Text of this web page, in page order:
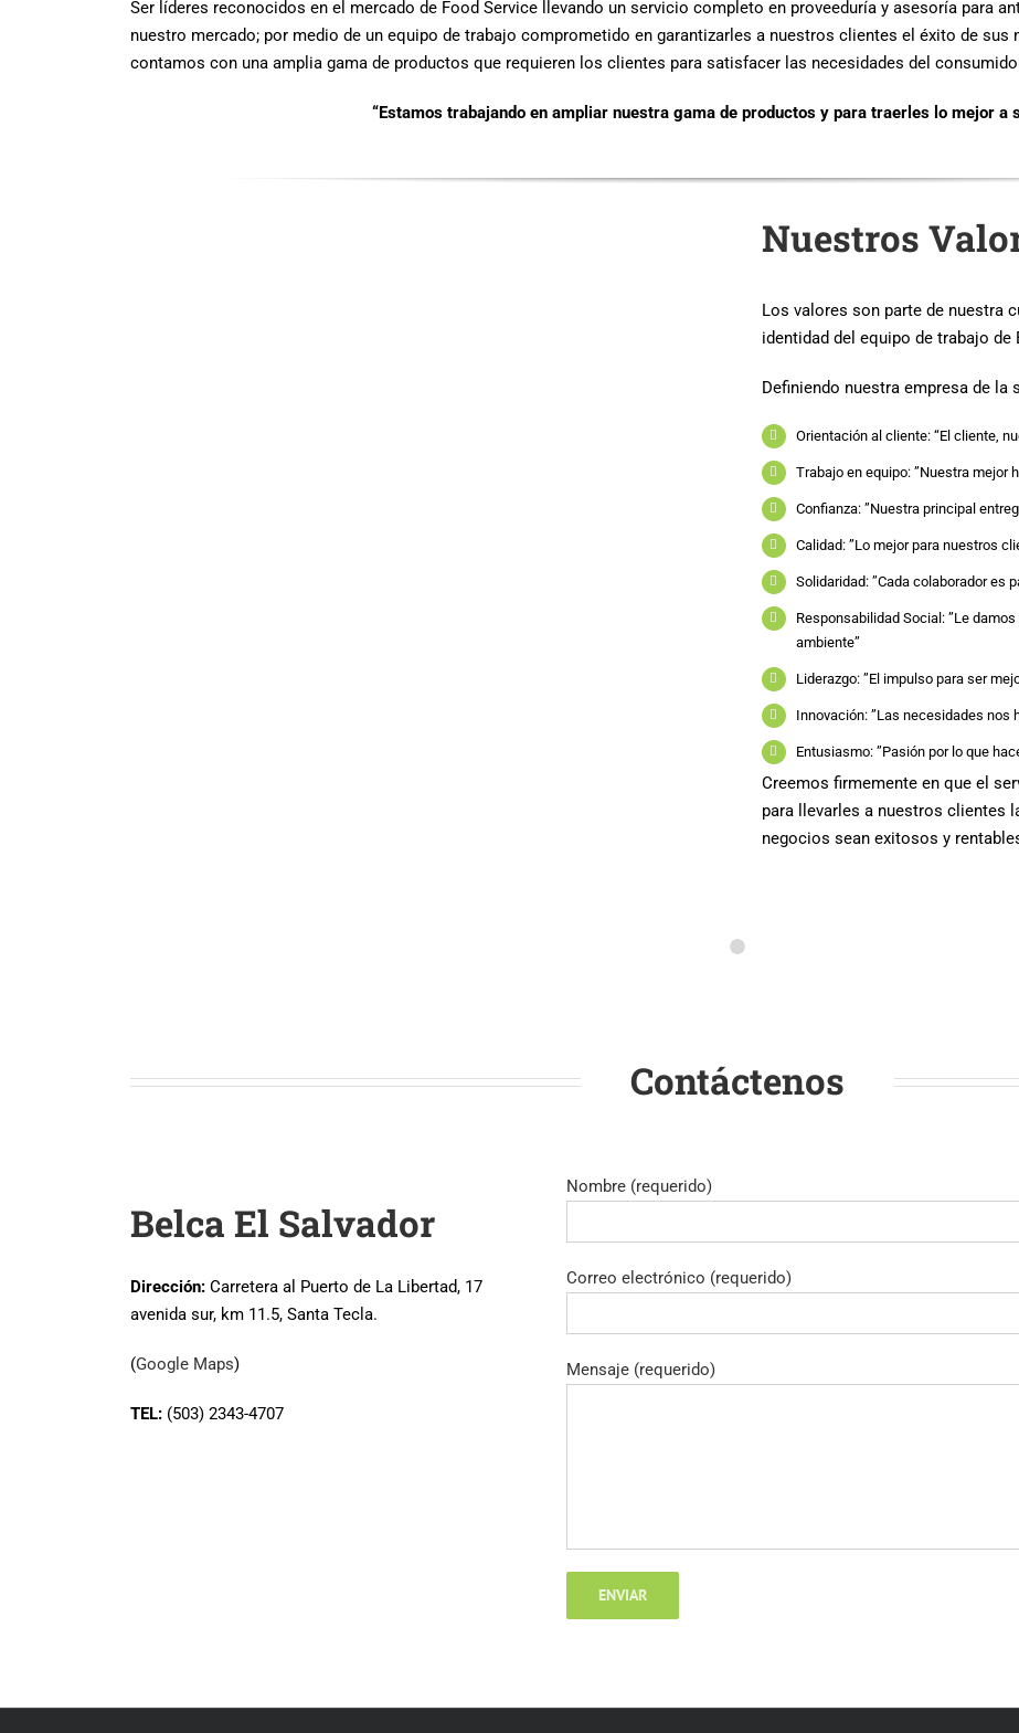
Ser líderes reconocidos en el mercado de Food Service llevando un servicio completo en proveeduría y asesoría para
nuestro mercado; por medio de un equipo de trabajo comprometido en garantizarles a nuestros clientes el éxito de
contamos con una amplia gama de productos que requieren los clientes para satisfacer las necesidades del
“Estamos trabajando en ampliar nuestra gama de productos y para traerles lo mejor a
Nuestros
Los valores son parte de nuestra
identidad del equipo de trabajo de
Definiendo nuestra empresa de la
Orientación al cliente: “El cliente,
Trabajo en equipo: ”Nuestra mejor
Confianza: ”Nuestra principal
Calidad: ”Lo mejor para nuestros
Solidaridad: ”Cada colaborador es
Responsabilidad Social: ”Le
ambiente”
Liderazgo: ”El impulso para ser
Innovación: ”Las necesidades nos
Entusiasmo: ”Pasión por lo que
Creemos firmemente en que el
para llevarles a nuestros clientes
negocios sean exitosos y
Contáctenos
Belca El Salvador
Dirección:Carretera al Puerto de La Libertad, 17
avenida sur, km 11.5, Santa Tecla.
(Google Maps)
TEL: (503) 2343-4707
Nombre (requerido)
Correo electrónico (requerido)
Mensaje (requerido)